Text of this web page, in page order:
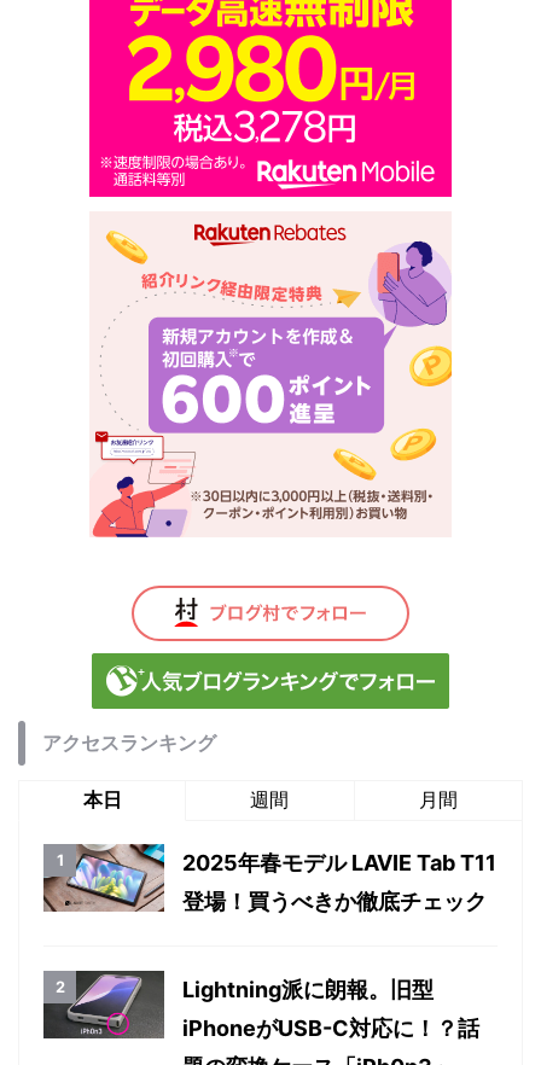
アクセスランキング
本日 週間 月間
2025年春モデル LAVIE Tab T11
登場！買うべきか徹底チェック
Lightning派に朗報。旧型
iPhoneがUSB-C対応に！？話